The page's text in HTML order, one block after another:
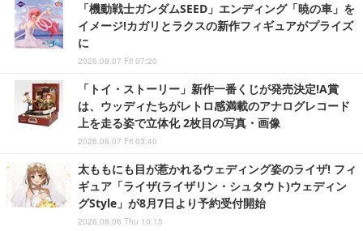
「機動戦士ガンダムSEED」エンディング「暁の車」を
イメージ!カガリとラクスの新作フィギュアがプライズ
に
2026.08.07 Fri 07:20
「トイ・ストーリー」新作一番くじが発売決定!A賞
は、ウッディたちがレトロ感満載のアナログレコード
上を走る姿で立体化 2枚目の写真・画像
2026.08.07 Fri 03:40
太ももにも目が惹かれるウェディング姿のライザ! フィ
ギュア「ライザ(ライザリン・シュタウト)ウェディン
グStyle」が8月7日より予約受付開始
2026.08.06 Thu 10:15